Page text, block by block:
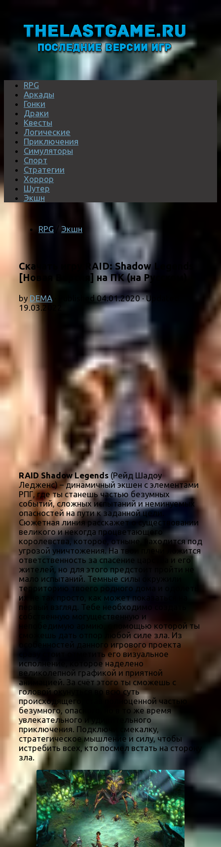
RPG
Аркады
Гонки
Драки
Квесты
Логические
Приключения
Симуляторы
Спорт
Стратегии
Хоррор
Шутер
Экшн
RPG Экшн
Скачать игру RAID: Shadow Legends
[Новая Версия] на ПК (на Русском)
by DEMA · Published04.01.2020· Updated
19.03.2022
RAID Shadow Legends (Рейд Шадоу
Ледженс) – динамичный экшен с элементами
РПГ, где ты станешь частью безумных
событий, сложных испытаний и неминуемых
опасностей на пути к заданной цели.
Сюжетная линия расскажет о существовании
великого и некогда процветающего
королевства, которое, отныне, находится под
угрозой уничтожения. На твои плечи ложится
ответственность за спасение царства и его
жителей, но для этого предстоит пройти не
мало испытаний. Темные силы окружили
территорию твоего родного дома и одолеть
их не так просто, как может показаться на
первый взгляд. Тебе необходимо создать
собственную могущественную и
непобедимую армию, с помощью которой ты
сможешь дать отпор любой силе зла. Из
особенностей данного игрового проекта
сразу стоит отметить его визуальное
исполнение, которое наделено
великолепной графикой и приятной
анимацией. За счёт этого ты сможешь с
головой окунуться во всю суть
происходящего, став полноценной частью
безумного, опасного, но в то же время
увлекательного и удивительного
приключения. Подключи смекалку,
стратегическое мышление и силу, чтобы
истребить всех, кто посмел встать на сторону
зла.